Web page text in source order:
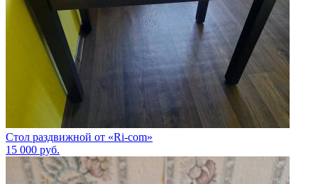
Стол раздвижной от «Ri-com»
15 000 руб.